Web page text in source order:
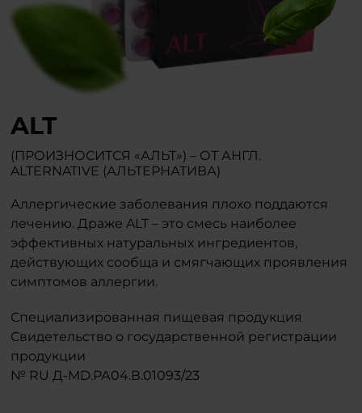
ALT
(ПРОИЗНОСИТСЯ «АЛЬТ») – ОТ АНГЛ.
ALTERNATIVE (АЛЬТЕРНАТИВА)
Аллергические заболевания плохо поддаются
лечению. Драже ALT – это смесь наиболее
эффективных натуральных ингредиентов,
действующих сообща и смягчающих проявления
симптомов аллергии.
Специализированная пищевая продукция
Свидетельство о государственной регистрации
продукции
№ RU Д-MD.РА04.В.01093/23